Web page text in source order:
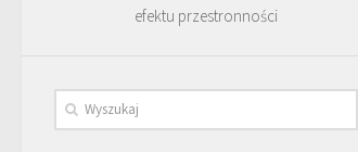
efektu przestronności